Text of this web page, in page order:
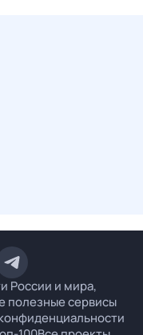
России и мира,
полезные сервисы